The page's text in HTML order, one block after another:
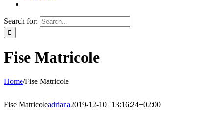
Search for:
Fise Matricole
Home/Fise Matricole
Fise Matricoleadriana2019-12-10T13:16:24+02:00